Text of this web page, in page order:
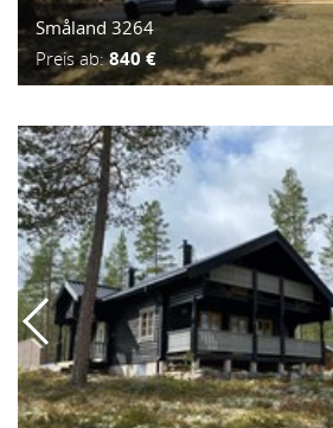
Småland 3264
Preis ab:840 €